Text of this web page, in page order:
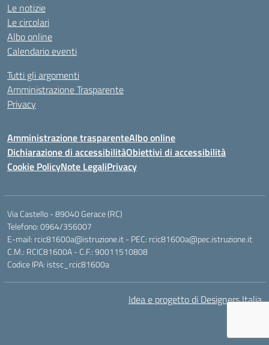
Le notizie
Le circolari
Albo online
Calendario eventi
Tutti gli argomenti
Amministrazione Trasparente
Privacy
Amministrazione trasparenteAlbo online
Dichiarazione di accessibilitàObiettivi di accessibilità
Cookie PolicyNote LegaliPrivacy
Via Castello - 89040 Gerace (RC)
Telefono: 0964/356007
E-mail: rcic81600a@istruzione.it - PEC: rcic81600a@pec.istruzione.it
C.M.: RCIC81600A - C.F.: 90011510808
Codice IPA: istsc_rcic81600a
Idea e progetto di Designers Italia